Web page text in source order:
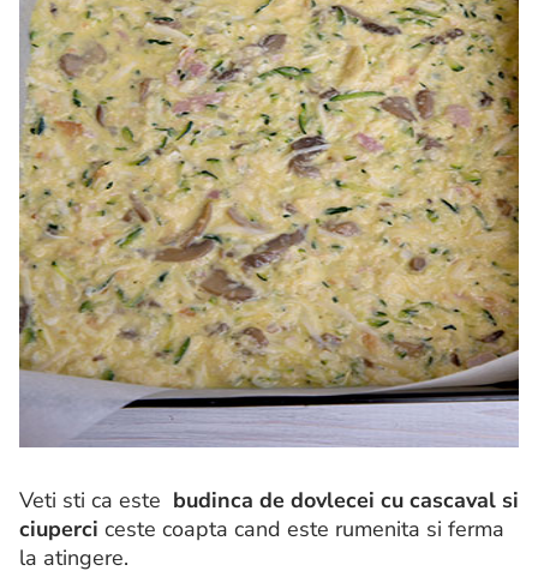
Veti sti ca este budinca de dovlecei cu cascaval si
ciuperci ceste coapta cand este rumenita si ferma
la atingere.